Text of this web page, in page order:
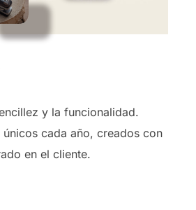
y la funcionalidad.
únicos cada año, creados con
en el cliente.